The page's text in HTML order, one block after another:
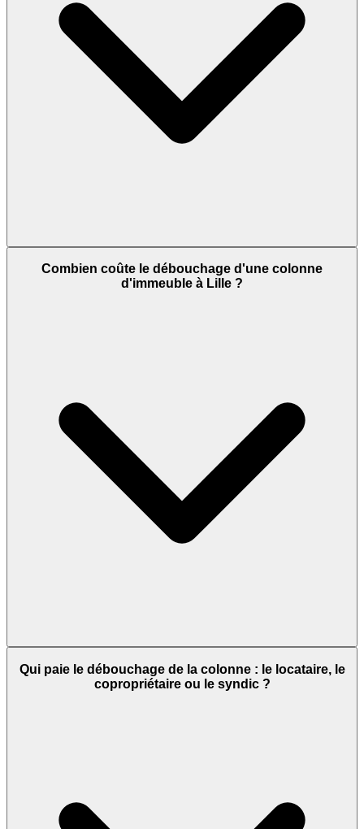
Combien coûte le débouchage d'une colonne
d'immeuble à Lille ?
Qui paie le débouchage de la colonne : le locataire, le
copropriétaire ou le syndic ?